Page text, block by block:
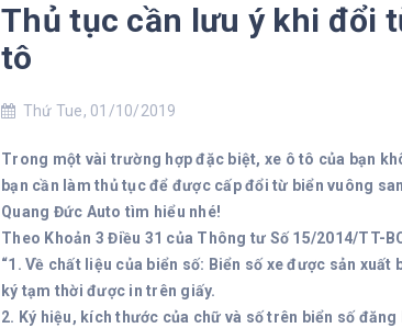
Thủ tục cần lưu ý khi đổi
tô
Thứ Tue, 01/10/2019
Trong một vài trường hợp đặc biệt, xe ô tô của bạn
bạn cần làm thủ tục để được cấp đổi từ biển vuông
Quang Đức Auto tìm hiểu nhé!
Theo Khoản 3 Điều 31 của Thông tư Số 15/2014/TT-
“1. Về chất liệu của biển số: Biển số xe được sản
ký tạm thời được in trên giấy.
2. Ký hiệu, kích thước của chữ và số trên biển số